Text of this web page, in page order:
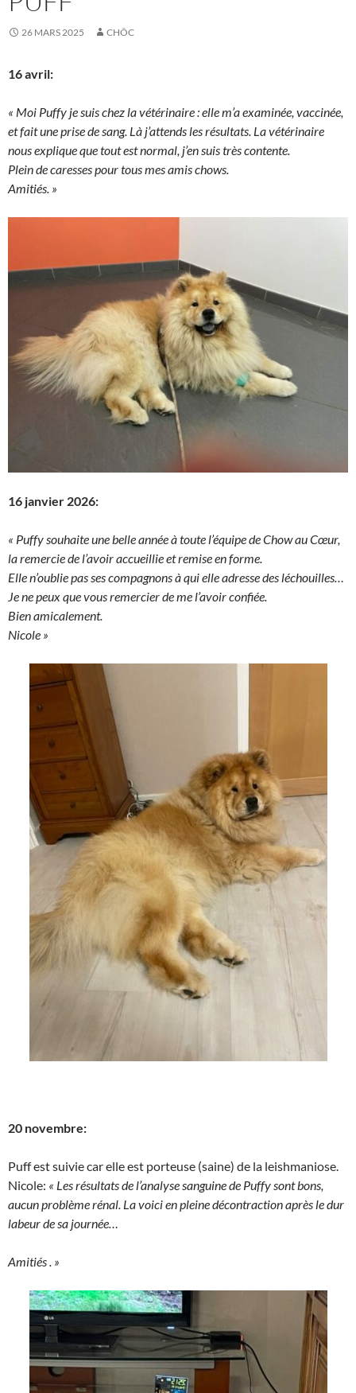
26 MARS 2025 CHÔC
16 avril:
« Moi Puffy je suis chez la vétérinaire : elle m’a examinée, vaccinée,
et fait une prise de sang. Là j’attends les résultats. La vétérinaire
nous explique que tout est normal, j’en suis très contente.
Plein de caresses pour tous mes amis chows.
Amitiés. »
16 janvier 2026:
« Puffy souhaite une belle année à toute l’équipe de Chow au Cœur,
la remercie de l’avoir accueillie et remise en forme.
Elle n’oublie pas ses compagnons à qui elle adresse des léchouilles…
Je ne peux que vous remercier de me l’avoir confiée.
Bien amicalement.
Nicole »
20 novembre:
Puff est suivie car elle est porteuse (saine) de la leishmaniose.
Nicole: « Les résultats de l’analyse sanguine de Puffy sont bons,
aucun problème rénal. La voici en pleine décontraction après le dur
labeur de sa journée…
Amitiés . »